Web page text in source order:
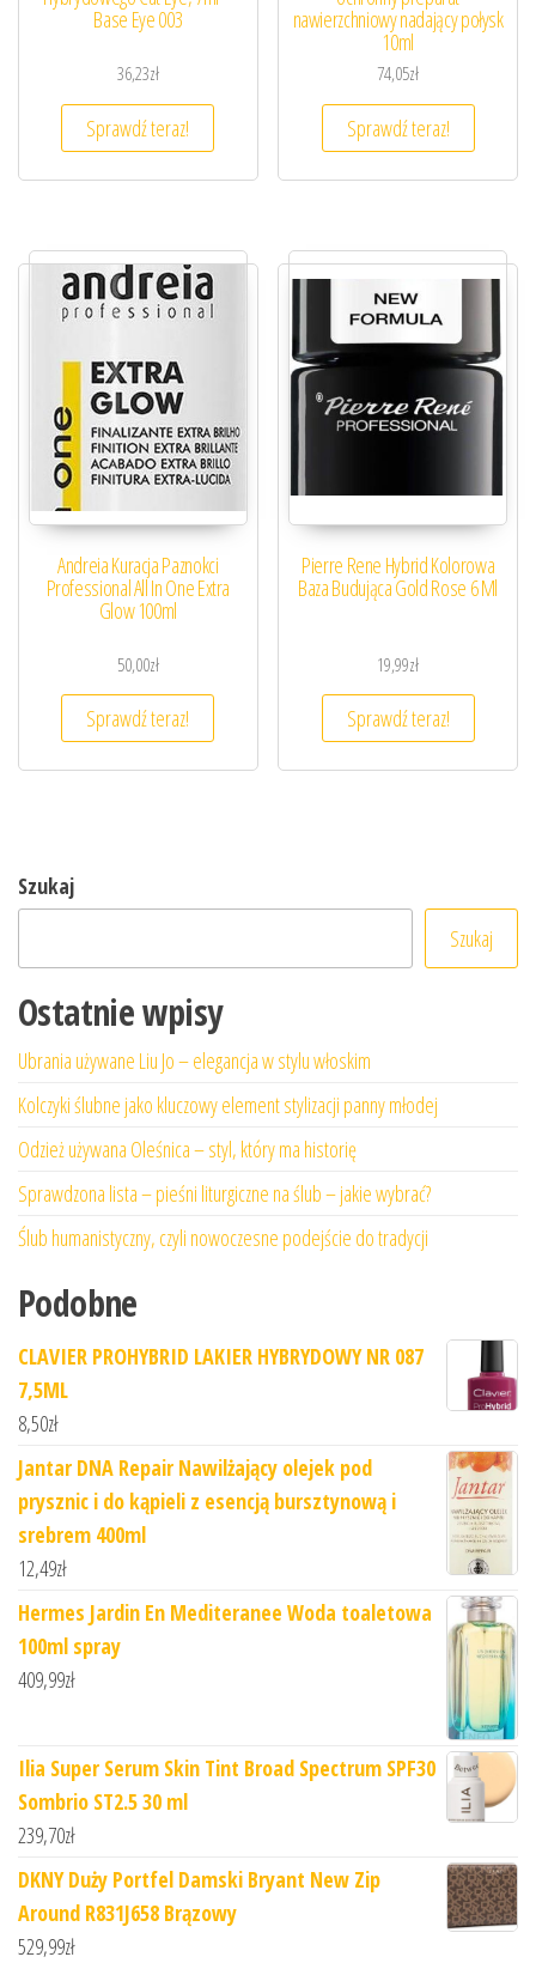
Base Eye 003
36,23zł
Sprawdź teraz!
nawierzchniowy nadający połysk
10ml
74,05zł
Sprawdź teraz!
Andreia Kuracja Paznokci
Professional All In One Extra
Glow 100ml
50,00zł
Sprawdź teraz!
Pierre Rene Hybrid Kolorowa
Baza Budująca Gold Rose 6 Ml
19,99zł
Sprawdź teraz!
Szukaj
Szukaj
Ostatnie wpisy
Ubrania używane Liu Jo – elegancja w stylu włoskim
Kolczyki ślubne jako kluczowy element stylizacji panny młodej
Odzież używana Oleśnica – styl, który ma historię
Sprawdzona lista – pieśni liturgiczne na ślub – jakie wybrać?
Ślub humanistyczny, czyli nowoczesne podejście do tradycji
Podobne
CLAVIER PROHYBRID LAKIER HYBRYDOWY NR 087
7,5ML
8,50zł
Jantar DNA Repair Nawilżający olejek pod
prysznic i do kąpieli z esencją bursztynową i
srebrem 400ml
12,49zł
Hermes Jardin En Mediteranee Woda toaletowa
100ml spray
409,99zł
Ilia Super Serum Skin Tint Broad Spectrum SPF30
Sombrio ST2.5 30 ml
239,70zł
DKNY Duży Portfel Damski Bryant New Zip
Around R831J658 Brązowy
529,99zł